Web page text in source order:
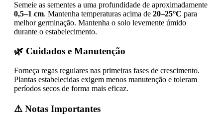
Semeie as sementes a uma profundidade de aproximadamente
0,5–1 cm. Mantenha temperaturas acima de 20–25°C para
melhor germinação. Mantenha o solo levemente úmido
durante o estabelecimento.
🌿 Cuidados e Manutenção
Forneça regas regulares nas primeiras fases de crescimento.
Plantas estabelecidas exigem menos manutenção e toleram
períodos secos de forma mais eficaz.
⚠️ Notas Importantes